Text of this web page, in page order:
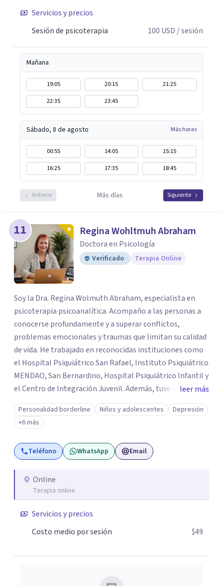
Servicios y precios
Sesión de psicoterapia
100 USD / sesión
Mañana
19:05 20:15
21:25
22:35
23:45
Sábado, 8 de agosto Más horas
00:55 14:05
15:15
16:25
17:35 18:45
Anterior Más días Siguiente
11 Regina Wohltmuh Abraham
Doctora en Psicología
Verificado Terapia Online
Soy la Dra. Regina Wolmuth Abraham, especialista en
psicoterapia psicoanalítica. Acompaño a las personas a
conocerse profundamente y a superar conflictos,
problemas emocionales y traumas que limitan su calidad
de vida. He trabajado en reconocidas instituciones como
el Hospital Psiquiátrico San Rafael, Instituto Psiquiátrico
MENDAO, San Bernardino, Hospital Psiquiátrico Infantil y
el Centro de Integración Juvenil. Además, tuve el
privilegio de colaborar en comunidades como Olivar del
Conde y Xochimilco, lo que me permitió conocer diversas
realidades y necesidades.
leer más
Personalidad borderline Niños y adolescentes
Depresión
+6 más
Teléfono WhatsApp Email
Online
Terapia online
Servicios y precios
Costo medio por sesión
$49